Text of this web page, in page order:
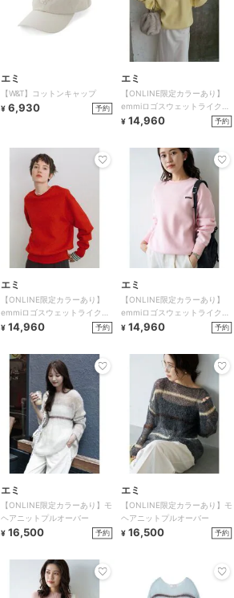
エミ
【W&T】コットンキャップ
¥ 6,930 予約
エミ
【ONLINE限定カラーあり】
emmiロゴスウェットライクニ
ット
¥ 14,960 予約
エミ
【ONLINE限定カラーあり】
emmiロゴスウェットライクニ
ット
¥ 14,960 予約
エミ
【ONLINE限定カラーあり】
emmiロゴスウェットライクニ
ット
¥ 14,960 予約
エミ
【ONLINE限定カラーあり】モ
ヘアニットプルオーバー
¥ 16,500 予約
エミ
【ONLINE限定カラーあり】モ
ヘアニットプルオーバー
¥ 16,500 予約